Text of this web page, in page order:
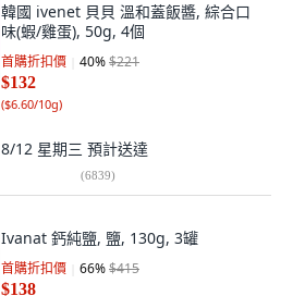
韓國 ivenet 貝貝 溫和蓋飯醬, 綜合口
味(蝦/雞蛋), 50g, 4個
首購折扣價 40%$221
$132
($6.60/10g)
8/12 星期三 預計送達
(6839)
Ivanat 鈣純鹽, 鹽, 130g, 3罐
首購折扣價 66%$415
$138